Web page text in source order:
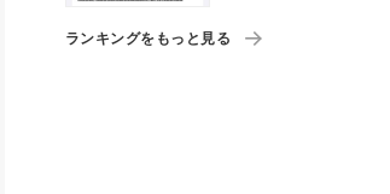
ランキングをもっと見る